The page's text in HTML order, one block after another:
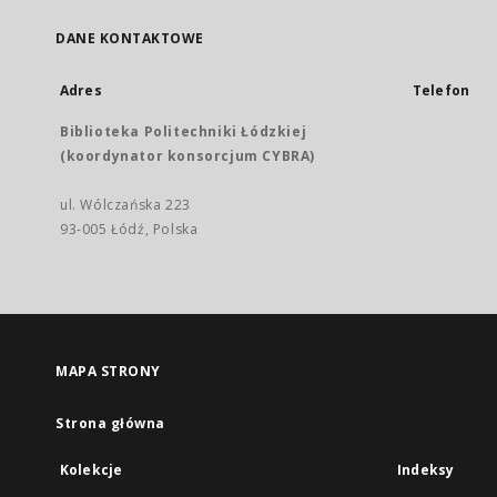
DANE KONTAKTOWE
Adres
Biblioteka Politechniki Łódzkiej
(koordynator konsorcjum CYBRA)
ul. Wólczańska 223
93-005 Łódź, Polska
Telefon
MAPA STRONY
Strona główna
Kolekcje Indeksy